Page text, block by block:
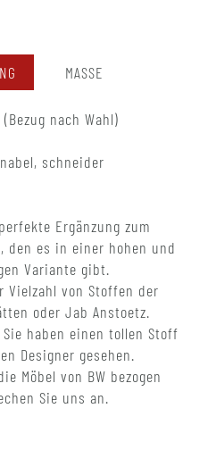
MASSE
(Bezug nach Wahl)
schneider
Ergänzung zum
den es in einer hohen und
Variante gibt.
Vielzahl von Stoffen der
oder Jab Anstoetz.
haben einen tollen Stoff
Designer gesehen.
Möbel von BW bezogen
Sie uns an.